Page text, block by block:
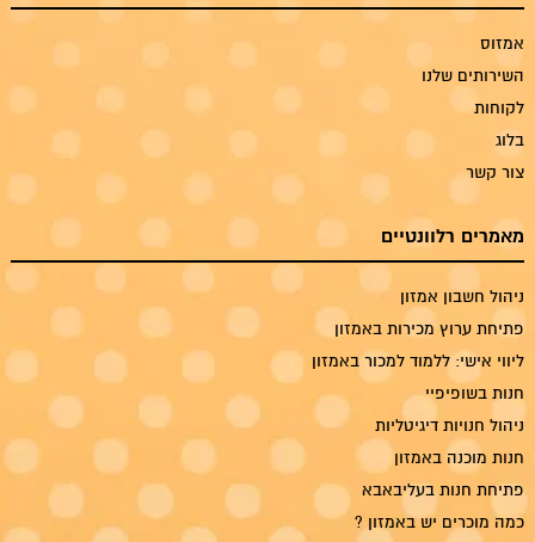
אמזוס
השירותים שלנו
לקוחות
בלוג
צור קשר
מאמרים רלוונטיים
ניהול חשבון אמזון
פתיחת ערוץ מכירות באמזון
ליווי אישי: ללמוד למכור באמזון
חנות בשופיפיי
ניהול חנויות דיגיטליות
חנות מוכנה באמזון
פתיחת חנות בעליבאבא
כמה מוכרים יש באמזון ?